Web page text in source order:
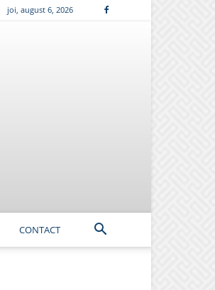
joi, august 6, 2026
CONTACT